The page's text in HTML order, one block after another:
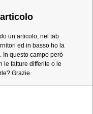
un articolo, nel tab
ed in basso ho la
In questo campo però
le fatture differite o le
Grazie